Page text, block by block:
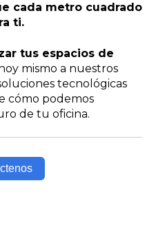
cada metro cuadrado
ti.
tus espacios de
mismo a nuestros
tecnológicas
cómo podemos
de tu oficina.